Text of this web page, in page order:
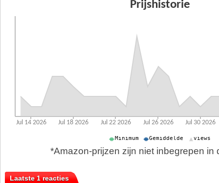
*Amazon-prijzen zijn niet inbegrepen in
Laatste 1 reacties